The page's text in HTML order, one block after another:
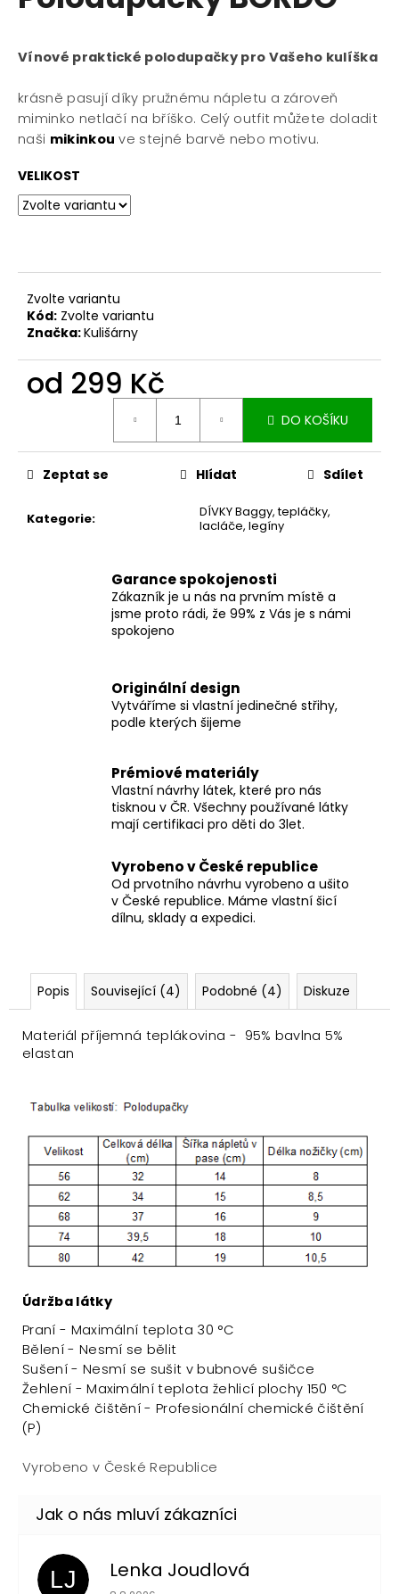
5
hvězdiček.
Vínové praktické polodupačky pro Vašeho kulíška
krásně pasují díky pružnému nápletu a zároveň
miminko netlačí na bříško. Celý outfit můžete doladit
naši mikinkou ve stejné barvě nebo motivu.
VELIKOST
Zvolte variantu
Kód: Zvolte variantu
Značka:Kulišárny
od 299 Kč
DO KOŠÍKU
Kategorie:
DÍVKY Baggy, tepláčky,
lacláče, legíny
Zeptat se Hlídat Sdílet
Garance spokojenosti
Zákazník je u nás na prvním místě a
jsme proto rádi, že 99% z Vás je s námi
spokojeno
Originální design
Vytváříme si vlastní jedinečné střihy,
podle kterých šijeme
Prémiové materiály
Vlastní návrhy látek, které pro nás
tisknou v ČR. Všechny používané látky
mají certifikaci pro děti do 3let.
Vyrobeno v České republice
Od prvotního návrhu vyrobeno a ušito
v České republice. Máme vlastní šicí
dílnu, sklady a expedici.
Popis Související (4) Podobné (4) Diskuze
Materiál příjemná teplákovina - 95% bavlna 5%
elastan
Údržba látky
Praní - Maximální teplota 30 °C
Bělení - Nesmí se bělit
Sušení - Nesmí se sušit v bubnové sušičce
Žehlení - Maximální teplota žehlicí plochy 150 °C
Chemické čištění - Profesionální chemické čištění
(P)
Vyrobeno v České Republice
LJ Lenka Joudlová
Hodnocení obchodu je 5 z 5 hvězdiček.
j
í
t
?
o
p
o
r
u
m